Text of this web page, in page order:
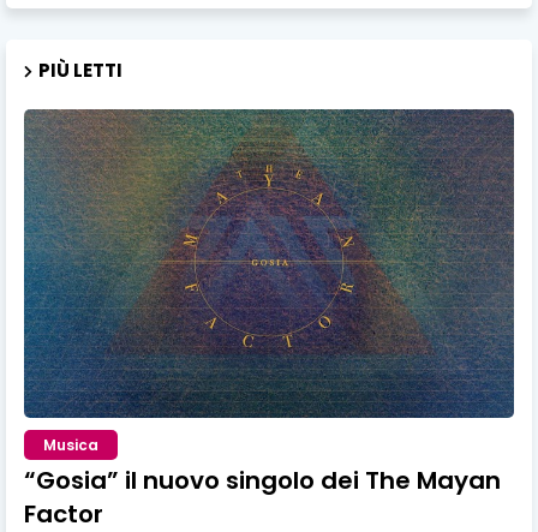
PIÙ LETTI
Musica
“Gosia” il nuovo singolo dei The Mayan
Factor